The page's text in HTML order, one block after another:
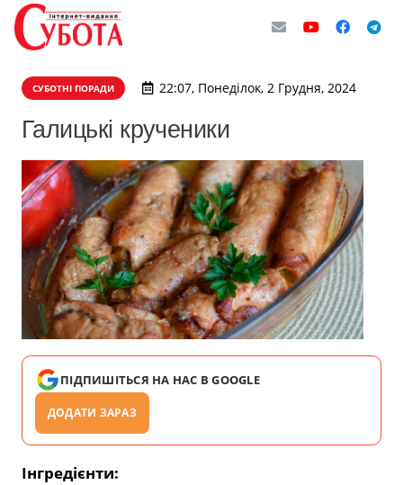
СУБОТНІ ПОРАДИ 22:07, Понеділок, 2 Грудня, 2024
Галицькі крученики
ПІДПИШІТЬСЯ НА НАС В GOOGLE
ДОДАТИ ЗАРАЗ
Інгредієнти: